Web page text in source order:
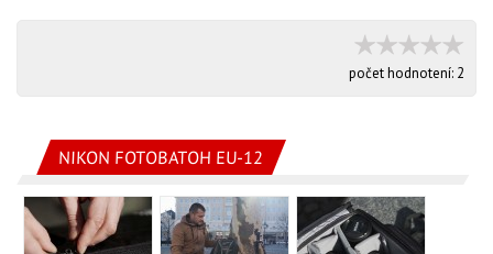
počet hodnotení: 2
NIKON FOTOBATOH EU-12